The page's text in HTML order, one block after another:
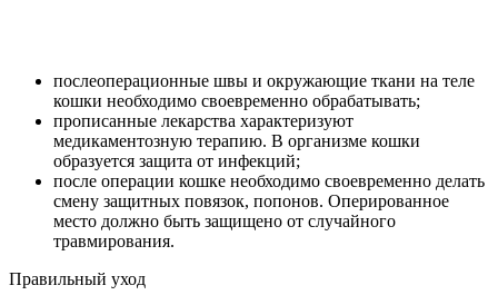
послеоперационные швы и окружающие ткани на теле
кошки необходимо своевременно обрабатывать;
прописанные лекарства характеризуют
медикаментозную терапию. В организме кошки
образуется защита от инфекций;
после операции кошке необходимо своевременно делать
смену защитных повязок, попонов. Оперированное
место должно быть защищено от случайного
травмирования.
Правильный уход